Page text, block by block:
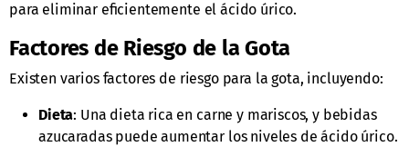
para eliminar eficientemente el ácido úrico.
Factores de Riesgo de la Gota
Existen varios factores de riesgo para la gota, incluyendo:
Dieta: Una dieta rica en carne y mariscos, y bebidas
azucaradas puede aumentar los niveles de ácido úrico.